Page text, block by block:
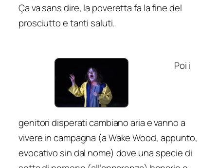
Ça va sans dire, la poveretta fa la fine del
prosciutto e tanti saluti.
Poi i
genitori disperati cambiano aria e vanno a
vivere in campagna (a Wake Wood, appunto,
evocativo sin dal nome) dove una specie di